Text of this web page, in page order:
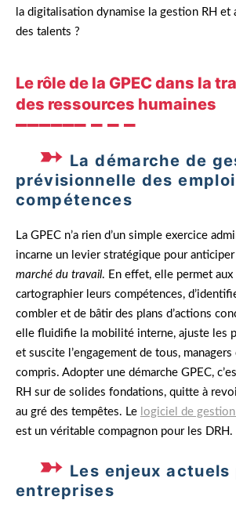
la digitalisation dynamise la gestion RH et
des talents ?
Le rôle de la GPEC dans la
des ressources humaines
La démarche de
prévisionnelle des
compétences
La GPEC n’a rien d’un simple exercice
incarne un levier stratégique pour anticiper
marché du travail. En effet, elle permet
cartographier leurs compétences,
combler et de bâtir des plans d’actions
elle fluidifie la mobilité interne, ajuste les
et suscite l’engagement de tous,
compris. Adopter une démarche GPEC,
RH sur de solides fondations, quitte à
au gré des tempêtes. Le logiciel de
est un véritable compagnon pour les DRH.
Les enjeux actuels
entreprises